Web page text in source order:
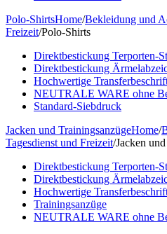
Polo-ShirtsHome/Bekleidung und
Freizeit/Polo-Shirts
Direktbestickung Terporten-
Direktbestickung
Hochwertige
NEUTRALE WARE ohne
Standard-Siebdruck
Jacken und TrainingsanzügeHome/
Tagesdienst und Freizeit/Jacken
Direktbestickung Terporten-
Direktbestickung
Hochwertige
Trainingsanzüge
NEUTRALE WARE ohne